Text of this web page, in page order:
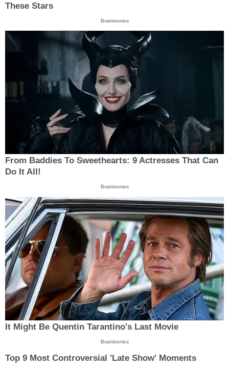
These Stars
Brainberries
From Baddies To Sweethearts: 9 Actresses That Can
Do It All!
Brainberries
It Might Be Quentin Tarantino's Last Movie
Brainberries
Top 9 Most Controversial 'Late Show' Moments